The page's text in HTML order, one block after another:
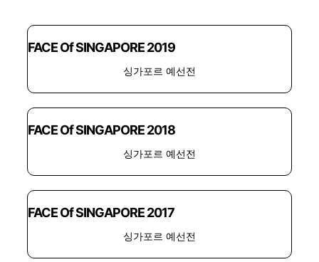
FACE Of SINGAPORE 2019
싱가포르 예선전
FACE Of SINGAPORE 2018
싱가포르 예선전
FACE Of SINGAPORE 2017
싱가포르 예선전